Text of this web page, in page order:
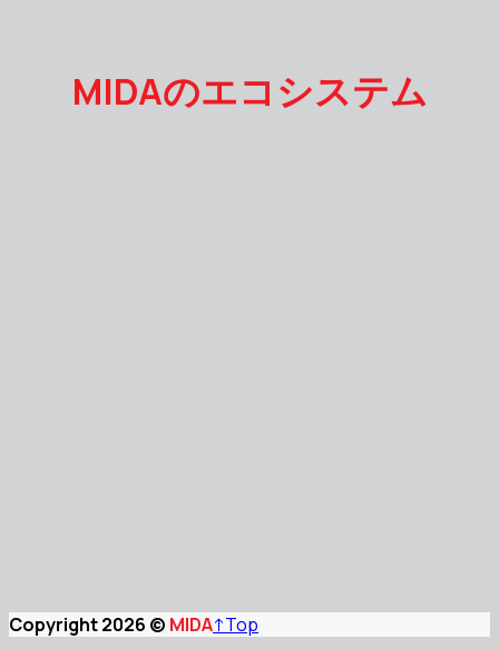
MIDAのエコシステム
Copyright 2026 © MIDA↑Top